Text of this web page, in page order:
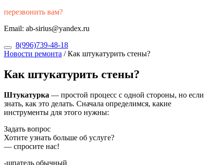
перезвонить вам?
Email: ab-sirius@yandex.ru
8(996)739-48-18
Новости ремонта /Как штукатурить стены?
Как штукатурить стены?
Штукатурка — простой процесс с одной стороны, но если
знать, как это делать. Сначала определимся, какие
инструменты для этого нужны:
Задать вопрос
Хотите узнать больше об услуге?
— спросите нас!
-шпатель обычный